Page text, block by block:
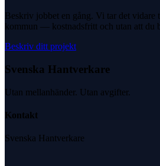
Beskriv jobbet en gång. Vi tar det
kommun — kostnadsfritt och utan att du
Beskriv ditt projekt
Svenska Hantverkare
Utan mellanhänder. Utan avgifter.
Kontakt
Svenska Hantverkare